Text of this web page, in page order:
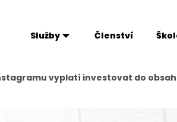
Služby Členství
vyplatí investovat do